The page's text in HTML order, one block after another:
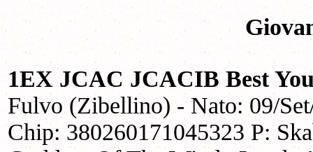
1EX JCAC JCACIB Best
Fulvo (Zibellino) - Nato: 09/
Chip: 380260171045323 P: